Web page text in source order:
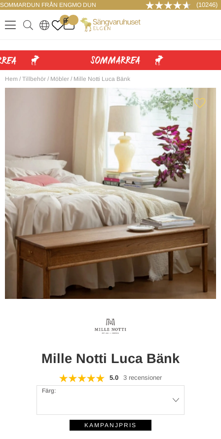
SOMMARDUN FRÅN ENGMO DUN (10246)
.
0
. ..
LOGGA IN
Hem / Tillbehör / Möbler / Mille Notti Luca Bänk
Mille Notti Luca Bänk
5.0 3 recensioner
Färg: